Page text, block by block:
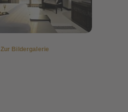
Zur Bildergalerie